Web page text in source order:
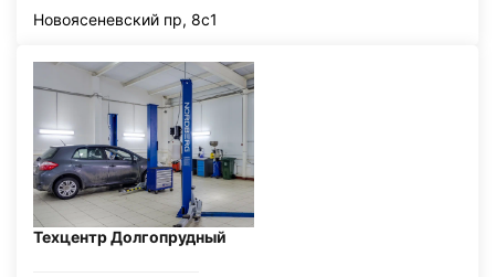
Новоясеневский пр, 8с1
Техцентр Долгопрудный